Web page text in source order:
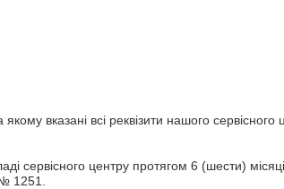
вказані всі реквізити нашого
сервісного центру протягом 6 (шести)
1251.